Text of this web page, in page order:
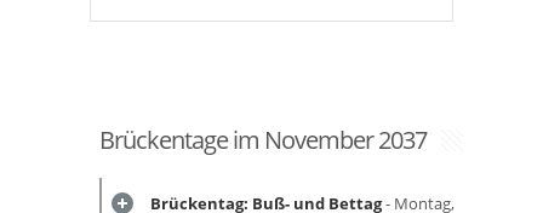
Brückentage im November 2037
Brückentag: Buß- und Bettag- Montag,